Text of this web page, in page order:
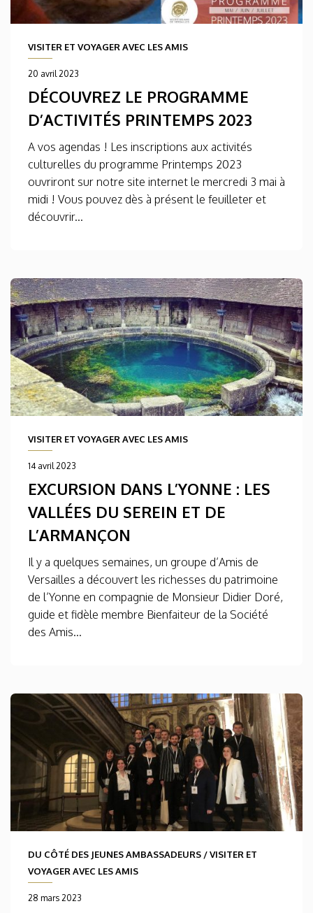
VISITER ET VOYAGER AVEC LES AMIS
20 avril 2023
DÉCOUVREZ LE PROGRAMME
D’ACTIVITÉS PRINTEMPS 2023
A vos agendas ! Les inscriptions aux activités
culturelles du programme Printemps 2023
ouvriront sur notre site internet le mercredi 3 mai à
midi ! Vous pouvez dès à présent le feuilleter et
découvrir...
VISITER ET VOYAGER AVEC LES AMIS
14 avril 2023
EXCURSION DANS L’YONNE : LES
VALLÉES DU SEREIN ET DE
L’ARMANÇON
Il y a quelques semaines, un groupe d’Amis de
Versailles a découvert les richesses du patrimoine
de l’Yonne en compagnie de Monsieur Didier Doré,
guide et fidèle membre Bienfaiteur de la Société
des Amis...
DU CÔTÉ DES JEUNES AMBASSADEURS /VISITER ET
VOYAGER AVEC LES AMIS
28 mars 2023